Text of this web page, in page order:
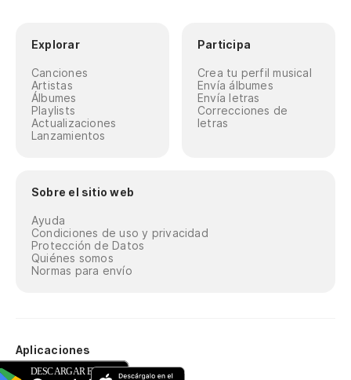
Explorar
Canciones
Artistas
Álbumes
Playlists
Actualizaciones
Lanzamientos
Participa
Crea tu perfil musical
Envía álbumes
Envía letras
Correcciones de
letras
Sobre el sitio web
Ayuda
Condiciones de uso y privacidad
Protección de Datos
Quiénes somos
Normas para envío
Aplicaciones